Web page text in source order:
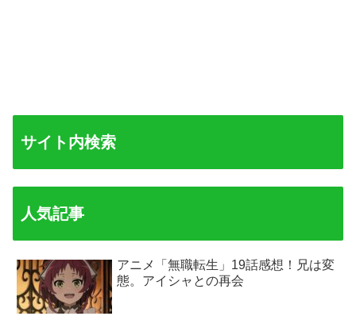
サイト内検索
人気記事
アニメ「無職転生」19話感想！兄は変
態。アイシャとの再会